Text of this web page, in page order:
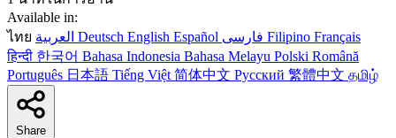
Available in:
ไทย
Deutsch English Español Filipino Français
हिन्दी 한국어 Bahasa Indonesia Bahasa Melayu Polski Română
Português 日本語 Tiếng Việt 简体中文 Русский 繁體中文 தமிழ்
Share